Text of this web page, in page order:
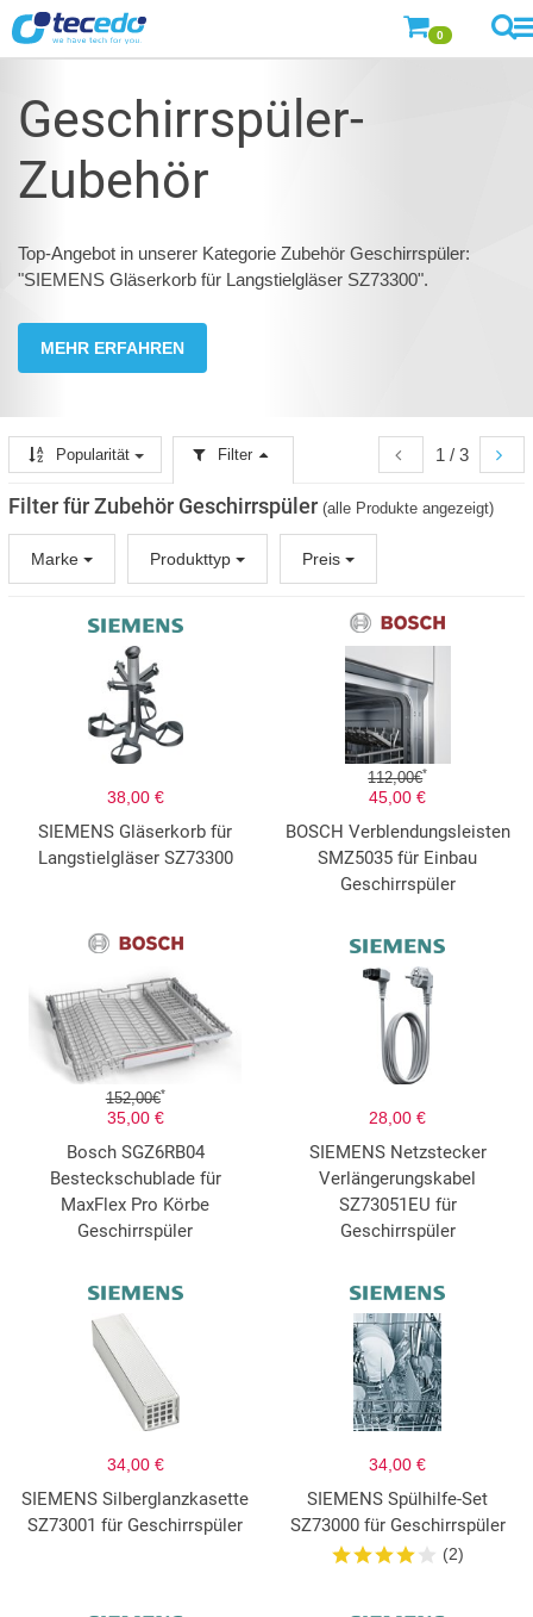
0
Geschirrspüler-
Zubehör
Top-Angebot in unserer Kategorie Zubehör Geschirrspüler:
"SIEMENS Gläserkorb für Langstielgläser SZ73300".
MEHR ERFAHREN
1 / 3
Popularität Filter
Filter für Zubehör Geschirrspüler (alle Produkte angezeigt)
Marke Produkttyp Preis
38,00 €
SIEMENS Gläserkorb für
Langstielgläser SZ73300
112,00€*
45,00 €
BOSCH Verblendungsleisten
SMZ5035 für Einbau
Geschirrspüler
152,00€*
35,00 €
Bosch SGZ6RB04
Besteckschublade für
MaxFlex Pro Körbe
Geschirrspüler
28,00 €
SIEMENS Netzstecker
Verlängerungskabel
SZ73051EU für
Geschirrspüler
34,00 €
SIEMENS Silberglanzkasette
SZ73001 für Geschirrspüler
34,00 €
SIEMENS Spülhilfe-Set
SZ73000 für Geschirrspüler
(2)